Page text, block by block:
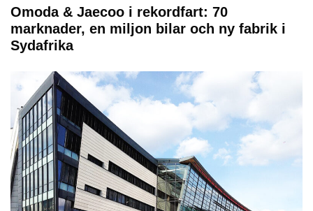
Omoda & Jaecoo i rekordfart: 70
marknader, en miljon bilar och ny fabrik i
Sydafrika